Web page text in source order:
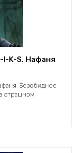
K-S. Нафаня
Безобидное
страшном